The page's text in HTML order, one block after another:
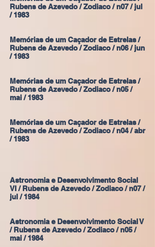
Rubens de Azevedo / Zodiaco / n07 / jul
/ 1983
Memórias de um Caçador de Estrelas /
Rubens de Azevedo / Zodiaco / n06 / jun
/ 1983
Memórias de um Caçador de Estrelas /
Rubens de Azevedo / Zodiaco / n05 /
mai / 1983
Memórias de um Caçador de Estrelas /
Rubens de Azevedo / Zodiaco / n04 / abr
/ 1983
Astronomia e Desenvolvimento Social
VI / Rubens de Azevedo / Zodiaco / n07 /
jul / 1984
Astronomia e Desenvolvimento Social V
/ Rubens de Azevedo / Zodiaco / n05 /
mai / 1984